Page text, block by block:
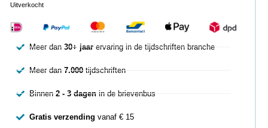
Uitverkocht
Meer dan30+ jaar ervaring in de tijdschriften branche
Meer dan7.000 tijdschriften
Binnen2 - 3 dagen in de brievenbus
Gratis verzending vanaf € 15